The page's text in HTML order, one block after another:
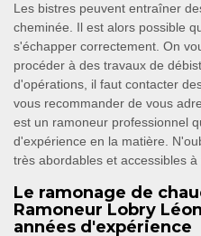
Les bistres peuvent entraîner
cheminée. Il est alors possible
s'échapper correctement. On
procéder à des travaux de
d'opérations, il faut contacter
vous recommander de vous
est un ramoneur professionnel
d'expérience en la matière.
très abordables et accessibles
Le ramonage de
Ramoneur Lobry
années d'expérience